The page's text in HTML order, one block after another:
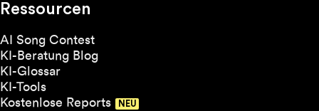
Ressourcen
AI Song Contest
KI-Beratung Blog
KI-Glossar
KI-Tools
Kostenlose Reports